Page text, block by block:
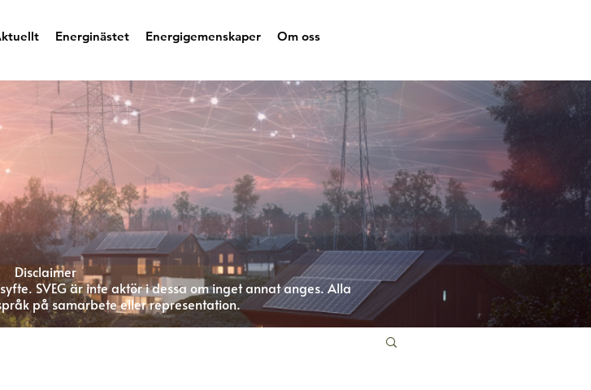
Energinästet Energigemenskaper Om oss
Disclaimer
SVEG är inte aktör i dessa om inget annat anges. Alla
på samarbete eller representation.